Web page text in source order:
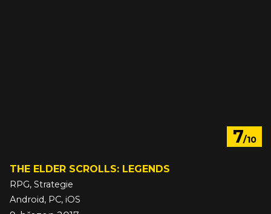
7/10
THE ELDER SCROLLS: LEGENDS
RPG, Strategie
Android, PC, iOS